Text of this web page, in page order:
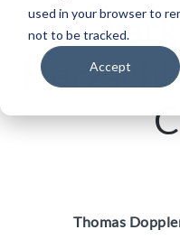
used in your browser to
not to be tracked.
Accept
Thomas